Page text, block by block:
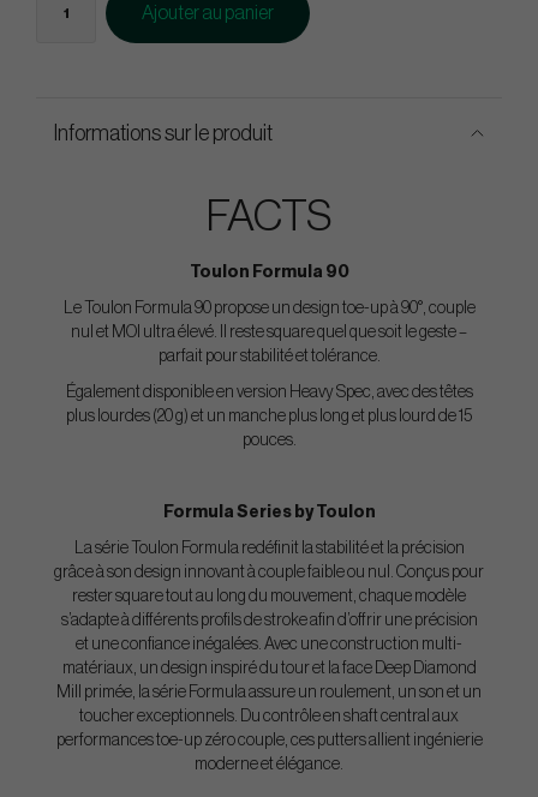
Ajouter au panier
Informations sur le produit
FACTS
Toulon Formula 90
Le Toulon Formula 90 propose un design toe-up à 90°, couple
nul et MOI ultra élevé. Il reste square quel que soit le geste –
parfait pour stabilité et tolérance.
Également disponible en version Heavy Spec, avec des têtes
plus lourdes (20 g) et un manche plus long et plus lourd de 15
pouces.
Formula Series by Toulon
La série Toulon Formula redéfinit la stabilité et la précision
grâce à son design innovant à couple faible ou nul. Conçus pour
rester square tout au long du mouvement, chaque modèle
s’adapte à différents profils de stroke afin d’offrir une précision
et une confiance inégalées. Avec une construction multi-
matériaux, un design inspiré du tour et la face Deep Diamond
Mill primée, la série Formula assure un roulement, un son et un
toucher exceptionnels. Du contrôle en shaft central aux
performances toe-up zéro couple, ces putters allient ingénierie
moderne et élégance.